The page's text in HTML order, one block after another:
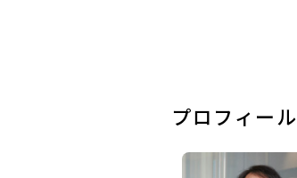
プロフィール